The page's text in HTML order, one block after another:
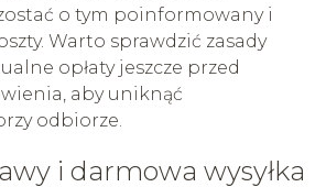
o tym poinformowany i
Warto sprawdzić zasady
opłaty jeszcze przed
aby uniknąć
odbiorze.
i darmowa wysyłka